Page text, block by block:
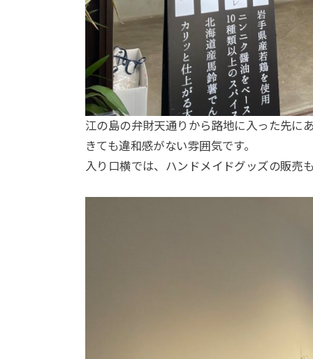
江の島の弁財天通りから路地に入った先に
きても違和感がない雰囲気です。
入り口横では、ハンドメイドグッズの販売